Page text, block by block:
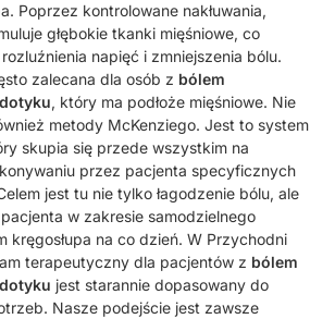
Poprzez kontrolowane nakłuwania,
głębokie tkanki mięśniowe, co
napięć i zmniejszenia bólu.
zalecana dla osób z bólem
, który ma podłoże mięśniowe. Nie
metody McKenziego. Jest to system
skupia się przede wszystkim na
przez pacjenta specyficznych
jest tu nie tylko łagodzenie bólu, ale
w zakresie samodzielnego
kręgosłupa na co dzień. W Przychodni
terapeutyczny dla pacjentów z bólem
jest starannie dopasowany do
Nasze podejście jest zawsze